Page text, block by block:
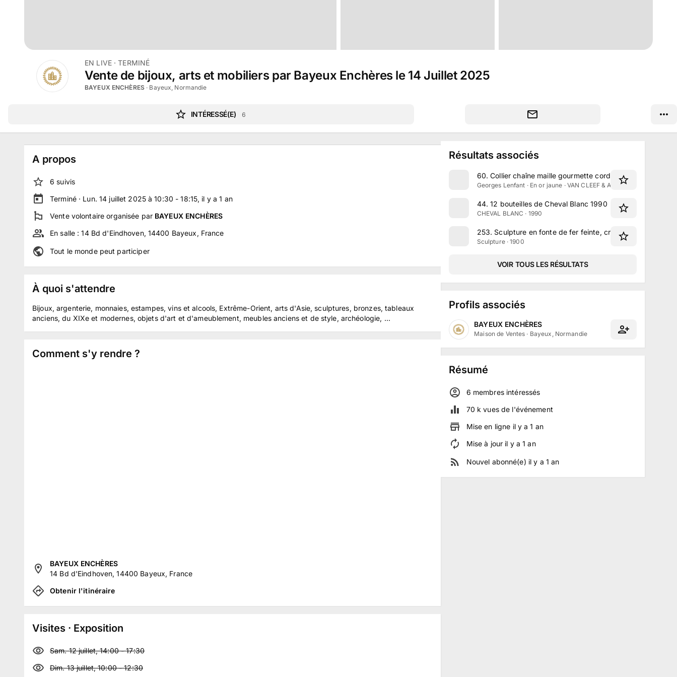
EN LIVE· TERMINÉ
Vente de bijoux, arts et mobiliers par Bayeux Enchères le 14 Juillet 2025
BAYEUX ENCHÈRES· Bayeux, Normandie
INTÉRESSÉ(E) 6
A propos
6 suivis
Terminé · Lun. 14 juillet 2025 à 10:30 - 18:15, il y a1 an
Vente volontaire organisée par BAYEUX ENCHÈRES
En salle :14 Bd d'Eindhoven, 14400 Bayeux, France
Tout le monde peut participer
À quoi s'attendre
Bijoux, argenterie, monnaies, estampes, vins et alcools, Extrême-Orient, arts d'Asie, sculptures, bronzes, tableaux
anciens, du XIXe et modernes, objets d'art et d'ameublement, meubles anciens et de style, archéologie, ...
Comment s'y rendre ?
BAYEUX ENCHÈRES
14 Bd d'Eindhoven, 14400 Bayeux, France
Obtenir l'itinéraire
Visites · Exposition
Sam. 12 juillet, 14:00-17:30
Dim. 13 juillet, 10:00-12:30
Résultats associés
60.Collier chaîne maille gourmette cordage Van Cleef &
Georges Lenfant · En or jaune · VAN CLEEF & ARPELS
44.12 bouteilles de Cheval Blanc 1990
CHEVAL BLANC · 1990
253. Sculpture en fonte de fer feinte, créée par Durenne
Sculpture · 1900
VOIR TOUS LES RÉSULTATS
Profils associés
BAYEUX ENCHÈRES
Maison de Ventes · Bayeux, Normandie
Résumé
6 membresintéressés
70 k vues de l'événement
Mise en ligne il y a1 an
Mise à jour il y a1 an
Nouvel abonné(e) il y a 1 an